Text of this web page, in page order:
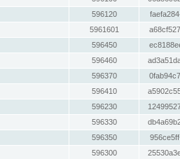
596120
5961601
596450
596460
596370
596410
596230
596330
596350
596300